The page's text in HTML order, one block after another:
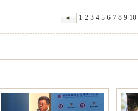
1 2 3 4 5 6 7 8 9 10